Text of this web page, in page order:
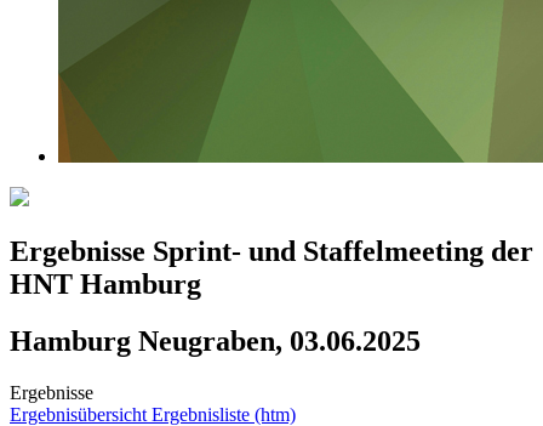
Ergebnisse Sprint- und Staffelmeeting der
HNT Hamburg
Hamburg Neugraben, 03.06.2025
Ergebnisse
Ergebnisübersicht Ergebnisliste (htm)